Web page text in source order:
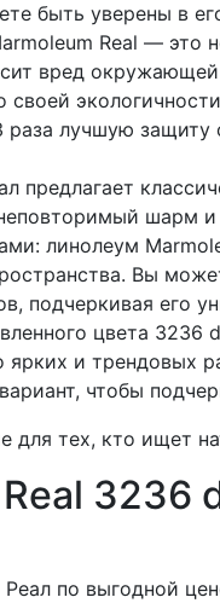
быть уверены в
Real —
вред
лучшую
предлагает
шарм и
линолеум
Вы
подчеркивая его
цвета 3236
и трендовых
чтобы
тех, кто ищет
3236
по выгодной